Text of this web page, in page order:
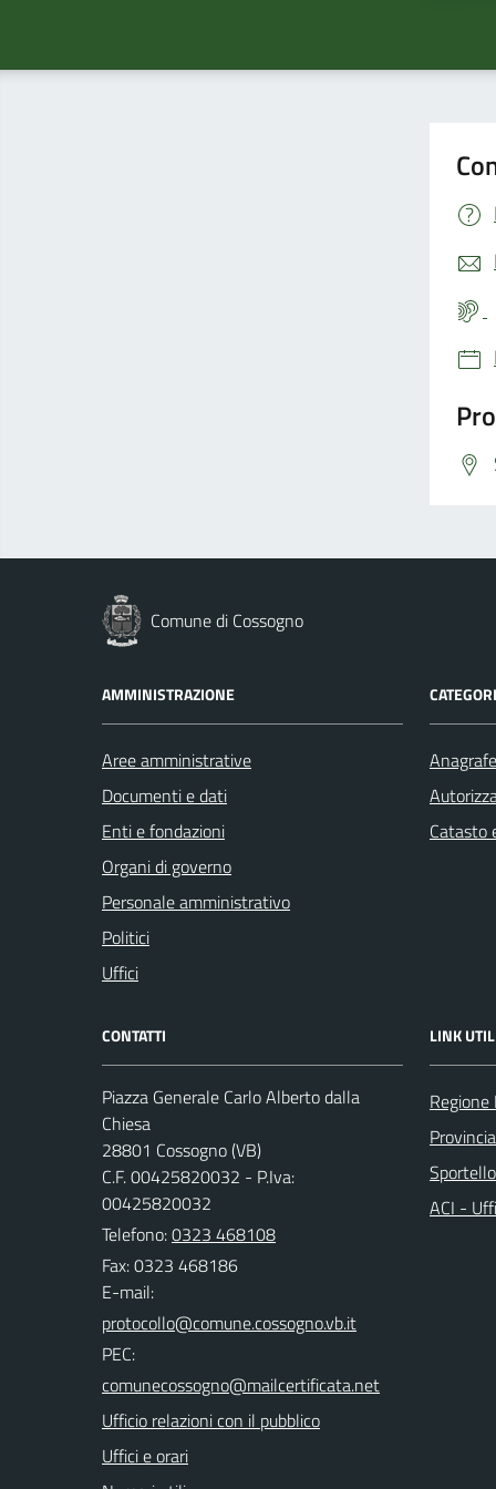
Comune di Cossogno
AMMINISTRAZIONE
Aree amministrative
Documenti e dati
Enti e fondazioni
Organi di governo
Personale amministrativo
Politici
Uffici
Catasto
CONTATTI
Piazza Generale Carlo Alberto dalla
Chiesa
28801 Cossogno (VB)
C.F. 00425820032 - P.Iva:
00425820032
Telefono:0323 468108
Fax: 0323 468186
E-mail:
PEC:
Ufficio relazioni con il pubblico
Uffici e orari
LINK
ACI -